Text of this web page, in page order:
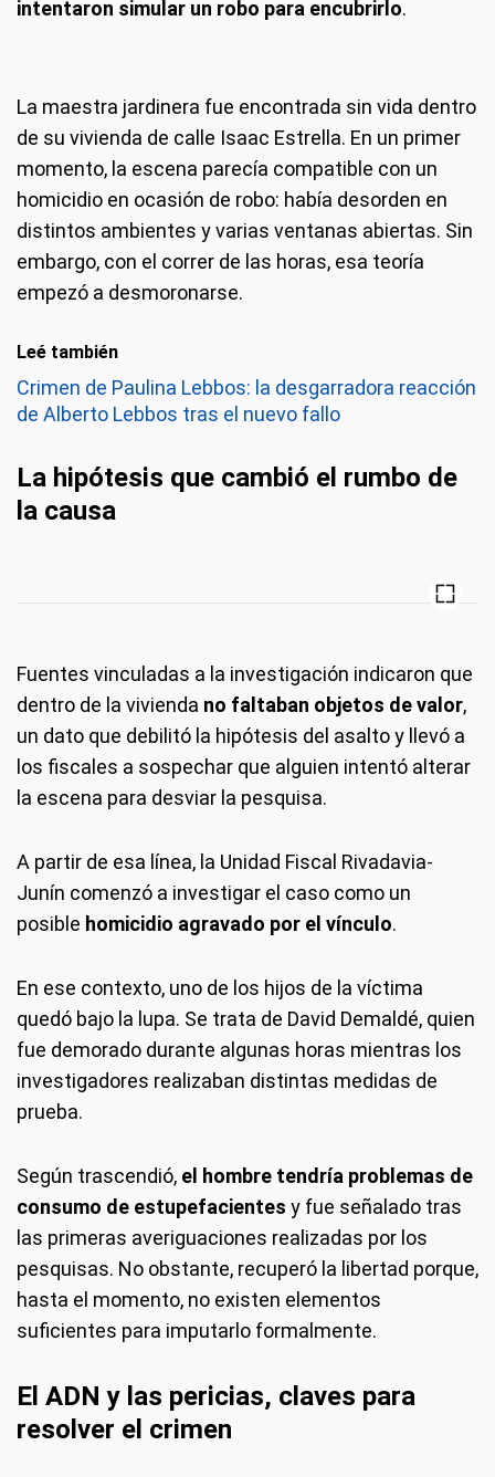
intentaron simular un robo para encubrirlo.
La maestra jardinera fue encontrada sin vida dentro
de su vivienda de calle Isaac Estrella. En un primer
momento, la escena parecía compatible con un
homicidio en ocasión de robo: había desorden en
distintos ambientes y varias ventanas abiertas. Sin
embargo, con el correr de las horas, esa teoría
empezó a desmoronarse.
Leé también
Crimen de Paulina Lebbos: la desgarradora reacción
de Alberto Lebbos tras el nuevo fallo
La hipótesis que cambió el rumbo de
la causa
Fuentes vinculadas a la investigación indicaron que
dentro de la vivienda no faltaban objetos de valor,
un dato que debilitó la hipótesis del asalto y llevó a
los fiscales a sospechar que alguien intentó alterar
la escena para desviar la pesquisa.
A partir de esa línea, la Unidad Fiscal Rivadavia-
Junín comenzó a investigar el caso como un
posible homicidio agravado por el vínculo.
En ese contexto, uno de los hijos de la víctima
quedó bajo la lupa. Se trata de David Demaldé, quien
fue demorado durante algunas horas mientras los
investigadores realizaban distintas medidas de
prueba.
Según trascendió, el hombre tendría problemas de
consumo de estupefacientes y fue señalado tras
las primeras averiguaciones realizadas por los
pesquisas. No obstante, recuperó la libertad porque,
hasta el momento, no existen elementos
suficientes para imputarlo formalmente.
El ADN y las pericias, claves para
resolver el crimen